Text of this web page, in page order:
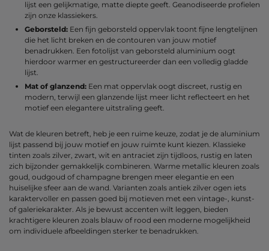
lijst een gelijkmatige, matte diepte geeft. Geanodiseerde profielen
zijn onze klassiekers.
Geborsteld:Een fijn geborsteld oppervlak toont fijne lengtelijnen
die het licht breken en de contouren van jouw motief
benadrukken. Een fotolijst van geborsteld aluminium oogt
hierdoor warmer en gestructureerder dan een volledig gladde
lijst.
Mat of glanzend:Een mat oppervlak oogt discreet, rustig en
modern, terwijl een glanzende lijst meer licht reflecteert en het
motief een elegantere uitstraling geeft.
Wat de kleuren betreft, heb je een ruime keuze, zodat je de aluminium
lijst passend bij jouw motief en jouw ruimte kunt kiezen. Klassieke
tinten zoals zilver, zwart, wit en antraciet zijn tijdloos, rustig en laten
zich bijzonder gemakkelijk combineren. Warme metallic kleuren zoals
goud, oudgoud of champagne brengen meer elegantie en een
huiselijke sfeer aan de wand. Varianten zoals antiek zilver ogen iets
karaktervoller en passen goed bij motieven met een vintage-, kunst-
of galeriekarakter. Als je bewust accenten wilt leggen, bieden
krachtigere kleuren zoals blauw of rood een moderne mogelijkheid
om individuele afbeeldingen sterker te benadrukken.